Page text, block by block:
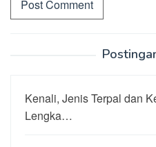
Kenali, Jenis Terpal dan
Lengka…